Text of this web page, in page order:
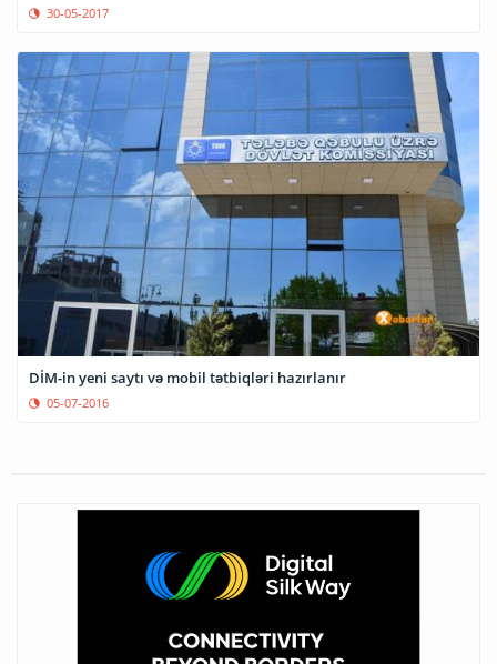
30-05-2017
DİM-in yeni saytı və mobil tətbiqləri hazırlanır
05-07-2016